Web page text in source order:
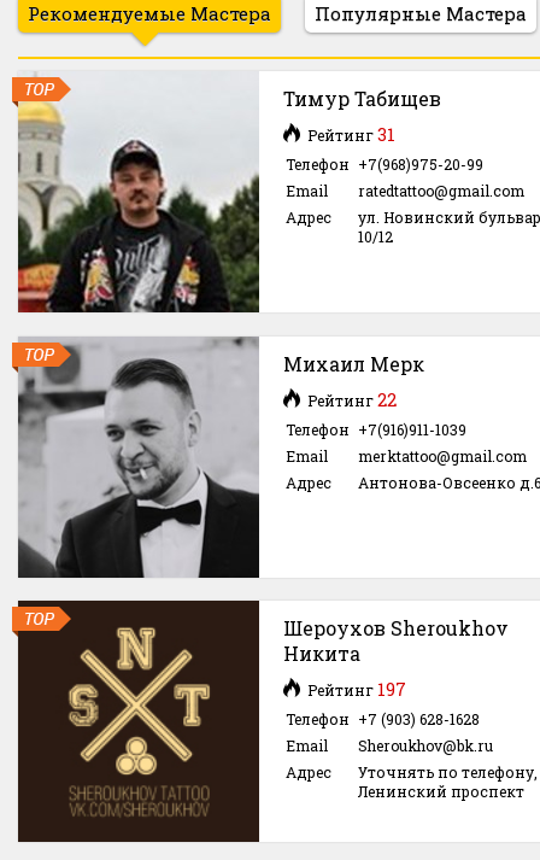
Рекомендуемые Мастера Популярные Мастера
Тимур Табищев
Рейтинг31
Телефон +7(968)975-20-99
Email
ratedtattoo@gmail.com
Адрес
ул. Новинский
10/12
Михаил Мерк
Рейтинг22
Телефон +7(916)911-1039
Email
merktattoo@gmail.com
Адрес
Антонова-Овсеенко д.6
Шероухов Sheroukhov
Никита
Рейтинг 197
Телефон +7 (903) 628-1628
Email
Sheroukhov@bk.ru
Адрес
Уточнять по
Ленинский проспект